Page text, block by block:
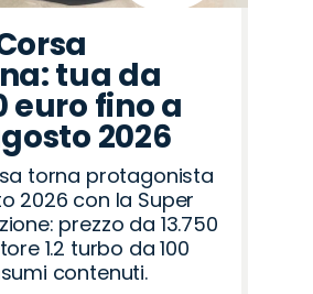
tua da
euro fino a
2026
torna protagonista
2026 con la Super
prezzo da 13.750
1.2 turbo da 100
contenuti.